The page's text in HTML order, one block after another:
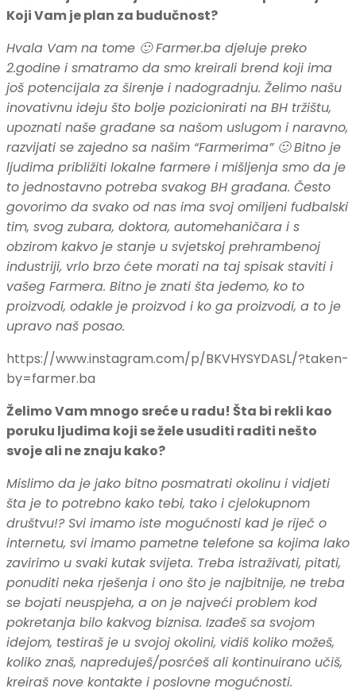
Koji Vam je plan za budučnost?
Hvala Vam na tome 🙂 Farmer.ba djeluje preko
2.godine i smatramo da smo kreirali brend koji ima
još potencijala za širenje i nadogradnju. Želimo našu
inovativnu ideju što bolje pozicionirati na BH tržištu,
upoznati naše građane sa našom uslugom i naravno,
razvijati se zajedno sa našim “Farmerima” 🙂 Bitno je
ljudima približiti lokalne farmere i mišljenja smo da je
to jednostavno potreba svakog BH građana. Često
govorimo da svako od nas ima svoj omiljeni fudbalski
tim, svog zubara, doktora, automehaničara i s
obzirom kakvo je stanje u svjetskoj prehrambenoj
industriji, vrlo brzo ćete morati na taj spisak staviti i
vašeg Farmera. Bitno je znati šta jedemo, ko to
proizvodi, odakle je proizvod i ko ga proizvodi, a to je
upravo naš posao.
https://www.instagram.com/p/BKVHYSYDASL/?taken-
by=farmer.ba
Želimo Vam mnogo sreće u radu! Šta bi rekli kao
poruku ljudima koji se žele usuditi raditi nešto
svoje ali ne znaju kako?
Mislimo da je jako bitno posmatrati okolinu i vidjeti
šta je to potrebno kako tebi, tako i cjelokupnom
društvu!? Svi imamo iste mogućnosti kad je riječ o
internetu, svi imamo pametne telefone sa kojima lako
zavirimo u svaki kutak svijeta. Treba istraživati, pitati,
ponuditi neka rješenja i ono što je najbitnije, ne treba
se bojati neuspjeha, a on je najveći problem kod
pokretanja bilo kakvog biznisa. Izađeš sa svojom
idejom, testiraš je u svojoj okolini, vidiš koliko možeš,
koliko znaš, napreduješ/posrćeš ali kontinuirano učiš,
kreiraš nove kontakte i poslovne mogućnosti.